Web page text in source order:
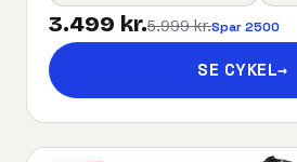
3.499 kr.5.999 kr.Spar 2500
SE CYKEL→